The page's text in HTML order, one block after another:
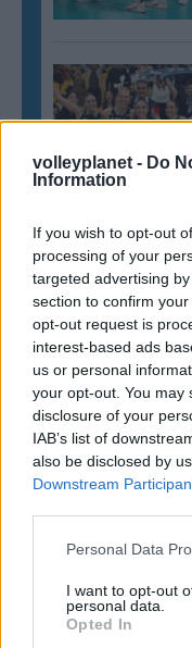
volleyplanet - Do
Information
If you wish to opt-out
processing of your
targeted advertising
section to confirm
opt-out request is
interest-based ads
us or personal
your opt-out. You may
disclosure of your
IAB’s list of
also be disclosed by
Downstream
Please note that this
not limited to your
grant or deny consent
use your data for
Personal Data
I want to opt-out
personal data.
Opted In